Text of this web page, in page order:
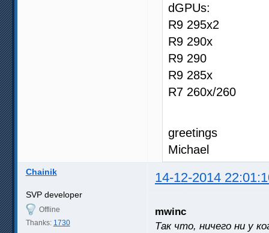
dGPUs:
R9 295x2
R9 290x
R9 290
R9 285x
R7 260x/260
greetings
Michael
Chainik 14-12-2014
SVP developer
Offline
Thanks: 1730
mwinc
Так что, ничего ни у